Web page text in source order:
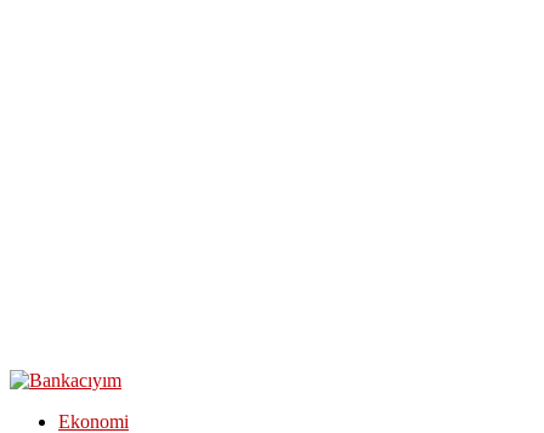
Ekonomi